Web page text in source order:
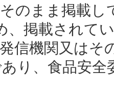
のまま掲載し
掲載されて
信機関又はそ
り、食品安